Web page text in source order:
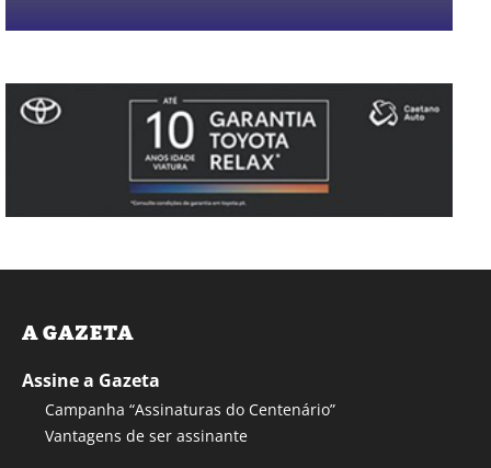
A GAZETA
Assine a Gazeta
Campanha “Assinaturas do Centenário”
Vantagens de ser assinante